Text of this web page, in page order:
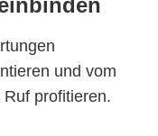
und vom
Ruf profitieren.